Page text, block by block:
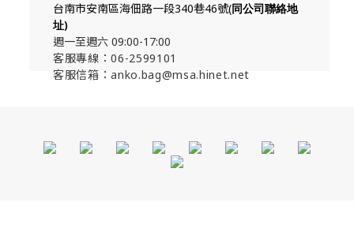
台南市安南區海佃路一段340巷46號(同公司聯絡地
址)
週一至週六 09:00-17:00
客服專線：06-2599101
客服信箱：anko.bag@msa.hinet.net